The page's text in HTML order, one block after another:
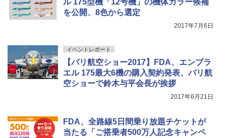
ル 175型機「12号機」の機体カラー候補
を公開、8色から選定
2017年7月6日
イベントレポート
【パリ航空ショー2017】FDA、エンブラ
エル 175最大6機の購入契約発表、パリ航
空ショーで鈴木与平会長が挨拶
2017年6月21日
FDA、全路線5日間乗り放題チケットが
当たる「ご搭乗者500万人記念キャンペ